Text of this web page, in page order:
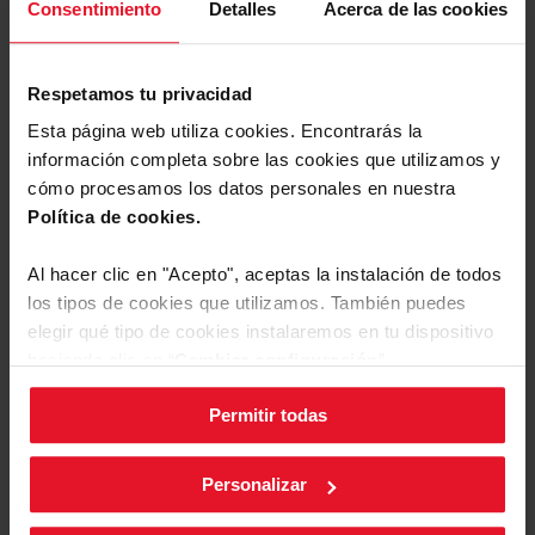
Consentimiento Detalles Acerca de las cookies
Respetamos tu privacidad
Esta página web utiliza cookies. Encontrarás la
información completa sobre las cookies que utilizamos y
cómo procesamos los datos personales en nuestra
Política de cookies.
Al hacer clic en "Acepto", aceptas la instalación de todos
los tipos de cookies que utilizamos. También puedes
elegir qué tipo de cookies instalaremos en tu dispositivo
Puedes cambiar la configuración de cookies en cualquier
momento, pulsando el botón negro en la esquina inferior
derecha de la pantalla.
Permitir todas
Personalizar
trastadas, incluso en la cocina. Con los lavavajillas
Fagor Electrodoméstico, los puedes proteger
querer o cambien los ajustes. ¡Todo se lavará
conforme a lo previsto!
Sensor de Turbiedad
Inteligente
El lavavajillas ajusta
automáticamente el tiempo,
temperatura y número de
suciedad, para resultados
perfectos.
Indicador de tiempo Restante
Programa Autolimpieza
Sí
Parámetros Técnicos
Equipamiento